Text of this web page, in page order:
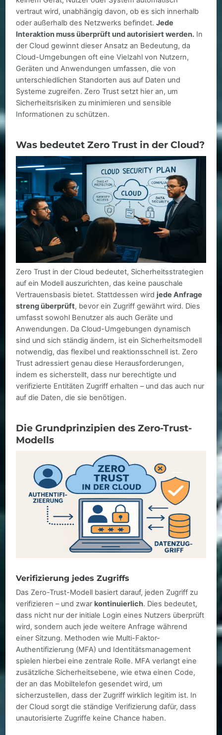
vertraut wird, unabhängig davon, ob es sich innerhalb
oder außerhalb des Netzwerks befindet.Jede
Interaktion muss überprüft und autorisiert werden. In
der Cloud gewinnt dieser Ansatz an Bedeutung, da
Cloud-Umgebungen oft eine Vielzahl von Nutzern,
Geräten und Anwendungen umfassen, die von
unterschiedlichen Standorten aus auf Daten und
Systeme zugreifen. Zero Trust setzt hier an, um
Sicherheitsrisiken zu minimieren und sensible
Informationen zu schützen.
Was bedeutet Zero Trust in der Cloud?
Zero Trust in der Cloud bedeutet, Sicherheitsstrategien
auf ein Modell auszurichten, das keine pauschale
Vertrauensbasis bietet. Stattdessen wird jede Anfrage
streng überprüft, bevor ein Zugriff gewährt wird. Dies
umfasst sowohl Benutzer als auch Geräte und
Anwendungen. Da Cloud-Umgebungen dynamisch
sind und sich ständig ändern, ist ein Sicherheitsmodell
notwendig, das flexibel und reaktionsschnell ist. Zero
Trust adressiert genau diese Herausforderungen,
indem es sicherstellt, dass nur berechtigte und
verifizierte Entitäten Zugriff erhalten – und das auch nur
auf die Daten, die sie benötigen.
Die Grundprinzipien des Zero-Trust-
Modells
Verifizierung jedes Zugriffs
Das Zero-Trust-Modell basiert darauf, jeden Zugriff zu
verifizieren – und zwar kontinuierlich. Dies bedeutet,
dass nicht nur der initiale Login eines Nutzers überprüft
wird, sondern auch jede weitere Anfrage während
einer Sitzung. Methoden wie Multi-Faktor-
Authentifizierung (MFA) und Identitätsmanagement
spielen hierbei eine zentrale Rolle. MFA verlangt eine
zusätzliche Sicherheitsebene, wie etwa einen Code,
der an das Mobiltelefon gesendet wird, um
sicherzustellen, dass der Zugriff wirklich legitim ist. In
der Cloud sorgt die ständige Verifizierung dafür, dass
unautorisierte Zugriffe keine Chance haben.